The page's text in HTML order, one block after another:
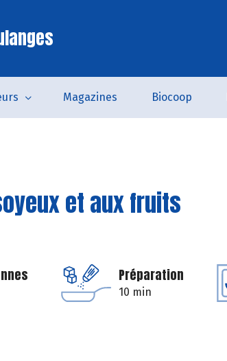
Magazines Biocoop
et aux fruits
Préparation
10 min